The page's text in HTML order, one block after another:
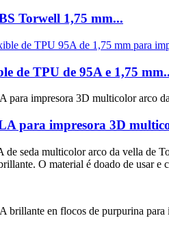
Torwell 1,75 mm...
de TPU de 95A e 1,75
para impresora 3D
seda multicolor arco da vella de
O material é doado de usar